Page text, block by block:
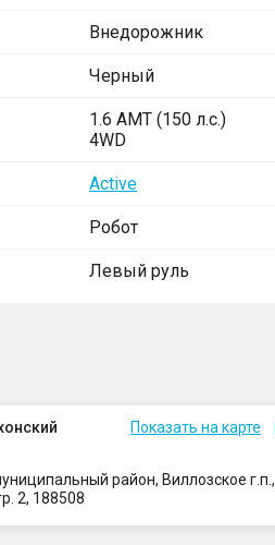
Внедорожник
Черный
1.6 AMT (150 л.с.)
4WD
Active
Робот
Левый руль
Показать на карте
район, Виллозское г.п.,
2, 188508